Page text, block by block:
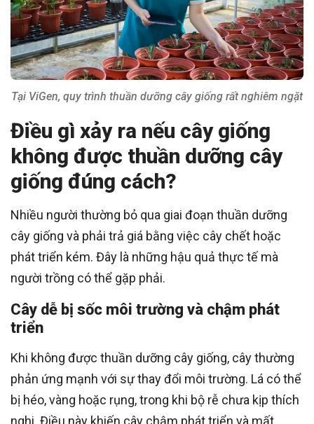
Tại ViGen, quy trình thuần dưỡng cây giống rất nghiêm ngặt
Điều gì xảy ra nếu cây giống
không được thuần dưỡng cây
giống đúng cách?
Nhiều người thường bỏ qua giai đoạn thuần dưỡng
cây giống và phải trả giá bằng việc cây chết hoặc
phát triển kém. Đây là những hậu quả thực tế mà
người trồng có thể gặp phải.
Cây dễ bị sốc môi trường và chậm phát
triển
Khi không được thuần dưỡng cây giống, cây thường
phản ứng mạnh với sự thay đổi môi trường. Lá có thể
bị héo, vàng hoặc rụng, trong khi bộ rễ chưa kịp thích
nghi. Điều này khiến cây chậm phát triển và mất